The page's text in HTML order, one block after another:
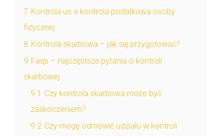
7 Kontrola us a kontrola podatkowa osoby
fizycznej
8 Kontrola skarbowa – jak się przygotować?
9 Faqs – najczęstsze pytania o kontroli
skarbowej
9.1 Czy kontrola skarbowa może być
zaskoczeniem?
9.2 Czy mogę odmówić udziału w kontroli